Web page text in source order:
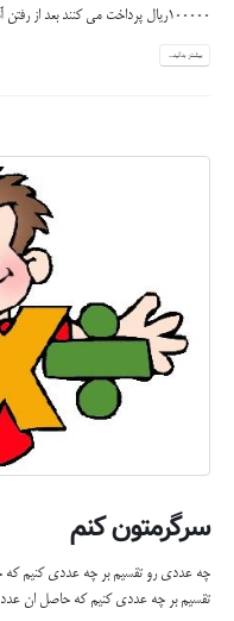
100000ریال پرداخت می کنند بعد از رفتن آنها ساعت فروش متوجه می شود...
بیشتر بدانید...
سرگرمتون کنم
تقسیم بر چه عددی کنیم که حاصل ان عدد 987654321 بشود ؟